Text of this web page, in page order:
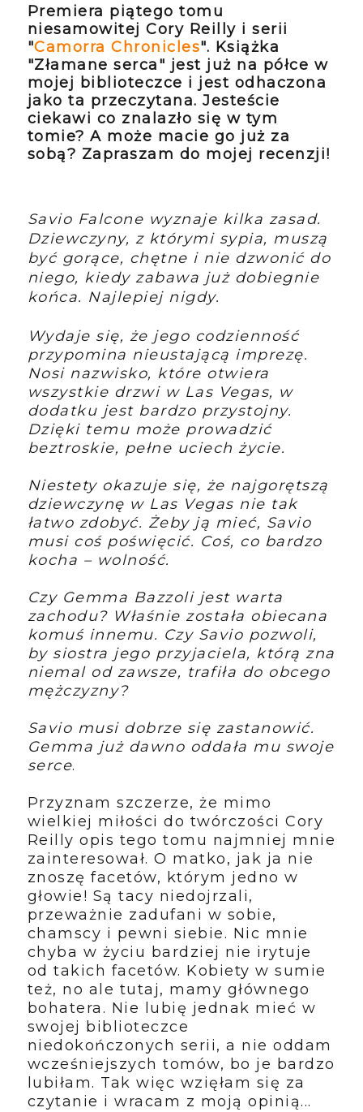
Premiera piątego tomu
niesamowitej Cory Reilly i serii
"Camorra Chronicles". Książka
"Złamane serca" jest już na półce w
mojej biblioteczce i jest odhaczona
jako ta przeczytana. Jesteście
ciekawi co znalazło się w tym
tomie? A może macie go już za
sobą? Zapraszam do mojej recenzji!
Savio Falcone wyznaje kilka zasad.
Dziewczyny, z którymi sypia, muszą
być gorące, chętne i nie dzwonić do
niego, kiedy zabawa już dobiegnie
końca. Najlepiej nigdy.
Wydaje się, że jego codzienność
przypomina nieustającą imprezę.
Nosi nazwisko, które otwiera
wszystkie drzwi w Las Vegas, w
dodatku jest bardzo przystojny.
Dzięki temu może prowadzić
beztroskie, pełne uciech życie.
Niestety okazuje się, że najgorętszą
dziewczynę w Las Vegas nie tak
łatwo zdobyć. Żeby ją mieć, Savio
musi coś poświęcić. Coś, co bardzo
kocha – wolność.
Czy Gemma Bazzoli jest warta
zachodu? Właśnie została obiecana
komuś innemu. Czy Savio pozwoli,
by siostra jego przyjaciela, którą zna
niemal od zawsze, trafiła do obcego
mężczyzny?
Savio musi dobrze się zastanowić.
Gemma już dawno oddała mu swoje
serce.
Przyznam szczerze, że mimo
wielkiej miłości do twórczości Cory
Reilly opis tego tomu najmniej mnie
zainteresował. O matko, jak ja nie
znoszę facetów, którym jedno w
głowie! Są tacy niedojrzali,
przeważnie zadufani w sobie,
chamscy i pewni siebie. Nic mnie
chyba w życiu bardziej nie irytuje
od takich facetów. Kobiety w sumie
też, no ale tutaj, mamy głównego
bohatera. Nie lubię jednak mieć w
swojej biblioteczce
niedokończonych serii, a nie oddam
wcześniejszych tomów, bo je bardzo
lubiłam. Tak więc wzięłam się za
czytanie i wracam z moją opinią...